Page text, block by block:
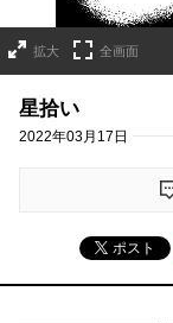
拡大 全画面
星拾い
2022年03月17日
ポスト